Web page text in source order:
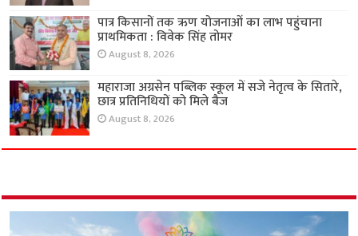
पात्र किसानों तक ऋण योजनाओं का लाभ पहुंचाना
प्राथमिकता : विवेक सिंह तोमर
August 8, 2026
महाराजा अग्रसेन पब्लिक स्कूल में सजे नेतृत्व के सितारे,
छात्र प्रतिनिधियों को मिले बैज
August 8, 2026